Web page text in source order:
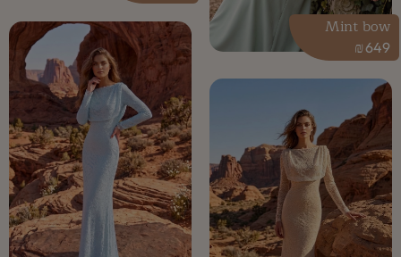
649
₪
Mint bow